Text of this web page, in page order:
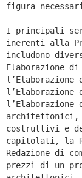
figura
I principali
inerenti alla
includono
Elaborazione
architettonici,
costruttivi e
capitolati, la
Redazione di
prezzi di un